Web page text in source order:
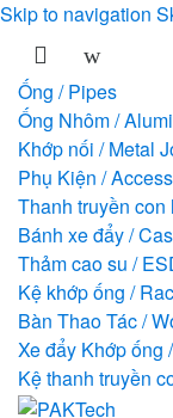
Skip to navigation
Ống / Pipes
Ống Nhôm /
Khớp nối / Metal
Phụ Kiện /
Thanh truyền
Bánh xe đẩy /
Thảm cao su /
Kệ khớp ống /
Bàn Thao Tác /
Xe đẩy Khớp ống
Kệ thanh truyền